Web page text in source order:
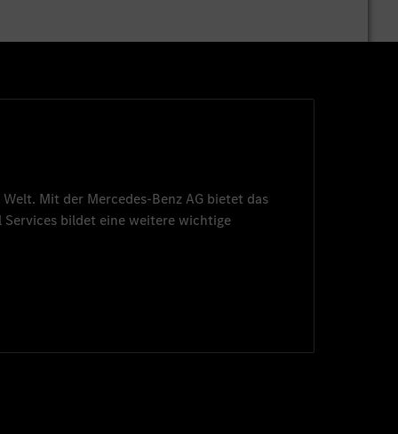
Mit der Mercedes-Benz AG bietet das
Services bildet eine weitere wichtige